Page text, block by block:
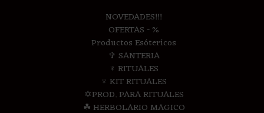
NOVEDADES!!!
OFERTAS - %
Productos Esótericos
✞ SANTERIA
♆ RITUALES
♆ KIT RITUALES
✡PROD. PARA RITUALES
☘ HERBOLARIO MAGICO